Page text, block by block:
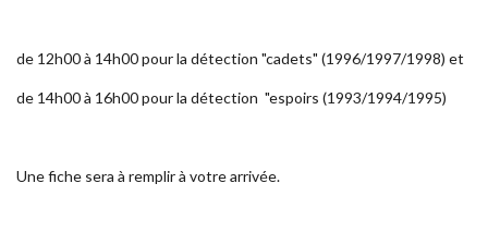
de 12h00 à 14h00 pour la détection "cadets" (1996/1997/1998) et
de 14h00 à 16h00 pour la détection "espoirs (1993/1994/1995)
Une fiche sera à remplir à votre arrivée.